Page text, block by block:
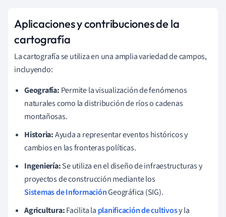
Aplicaciones y contribuciones de la
cartografía
La cartografía se utiliza en una amplia variedad de campos,
incluyendo:
Geografía: Permite la visualización de fenómenos
naturales como la distribución de ríos o cadenas
montañosas.
Historia:Ayuda a representar eventos históricos y
cambios en las fronteras políticas.
Ingeniería:Se utiliza en el diseño de infraestructuras y
proyectos de construcción mediante los
Sistemas de InformaciónGeográfica (SIG).
Agricultura:Facilita la planificación de cultivosy la